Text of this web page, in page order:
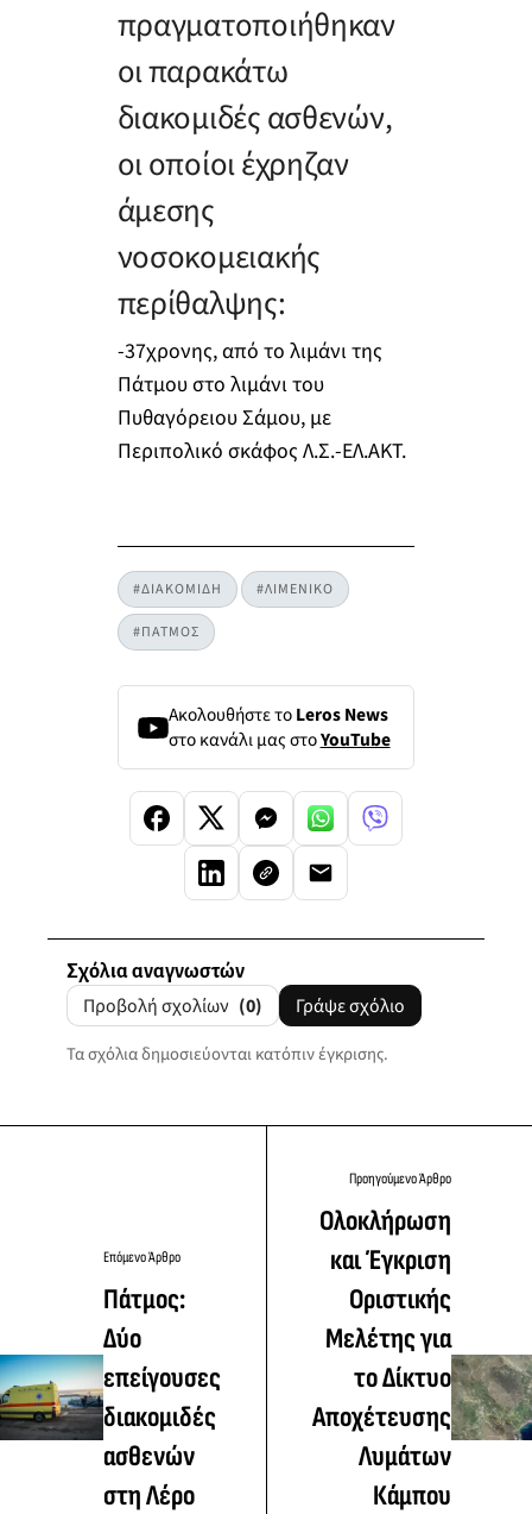
πραγματοποιήθηκαν
οι παρακάτω
διακομιδές ασθενών,
οι οποίοι έχρηζαν
άμεσης
νοσοκομειακής
περίθαλψης:
-37χρονης, από το λιμάνι της
Πάτμου στο λιμάνι του
Πυθαγόρειου Σάμου, με
Περιπολικό σκάφος Λ.Σ.-ΕΛ.ΑΚΤ.
#ΔΙΑΚΟΜΙΔΗ #ΛΙΜΕΝΙΚΟ
#ΠΑΤΜΟΣ
Ακολουθήστε τοLeros News
στο κανάλι μας στοYouTube
Σχόλια αναγνωστών
Προβολή σχολίων (0) Γράψε σχόλιο
Τα σχόλια δημοσιεύονται κατόπιν έγκρισης.
Επόμενο Άρθρο
Πάτμος:
Δύο
επείγουσες
διακομιδές
ασθενών
στη Λέρο
Προηγούμενο Άρθρο
Ολοκλήρωση
και Έγκριση
Οριστικής
Μελέτης για
το Δίκτυο
Αποχέτευσης
Λυμάτων
Κάμπου